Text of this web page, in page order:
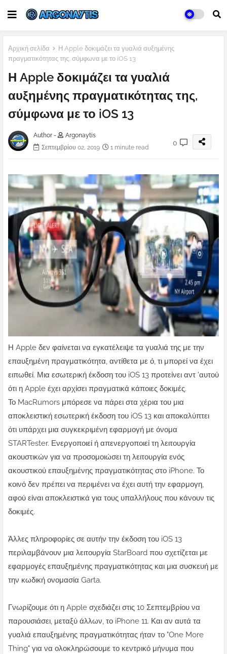
Αρχική σελίδα
Η Apple δοκιμάζει τα γυαλιά αυξημένης
πραγματικότητας της, σύμφωνα με το iOS 13
Η Apple δοκιμάζει τα γυαλιά
αυξημένης πραγματικότητας της,
σύμφωνα με το iOS 13
Author -
Argonaytis
Σεπτεμβρίου 02, 2019
1 minute read
0
Η Apple δεν φαίνεται να εγκατέλειψε τα γυαλιά της με την
επαυξημένη πραγματικότητα, αντίθετα με ό, τι μπορεί να έχει
ειπωθεί. Μια εσωτερική έκδοση του iOS 13 προτείνει αντ 'αυτού
ότι η Apple έχει αρχίσει πραγματικά κάποιες δοκιμές.
Το MacRumors μπόρεσε να πάρει στα χέρια του μια
αποκλειστική εσωτερική έκδοση του iOS 13 και αποκαλύπτει
ότι υπάρχει μια συγκεκριμένη εφαρμογή με όνομα
STARTester. Ενεργοποιεί ή απενεργοποιεί τη λειτουργία
ακουστικών για να προσομοιώσει τη λειτουργία ενός
ακουστικού επαυξημένης πραγματικότητας στο iPhone. Το
κοινό δεν πρέπει να περιμένει να έχει αυτή την εφαρμογη,
αφού είναι αποκλειστικά για τους υπαλλήλους που κάνουν τις
δοκιμές.
Άλλες πληροφορίες σε αυτήν την έκδοση του iOS 13
περιλαμβάνουν μια λειτουργία StarBoard που σχετίζεται με
εφαρμογές επαυξημένης πραγματικότητας και μια συσκευή με
την κωδική ονομασία Garta.
Γνωρίζουμε ότι η Apple σχεδιάζει στις 10 Σεπτεμβρίου να
παρουσιάσει, μεταξύ άλλων, το iPhone 11. Και αν αυτά τα
γυαλιά επαυξημένης πραγματικότητας ήταν το "One More
Thing" για να ολοκληρώσουμε το κεντρικό μήνυμα που